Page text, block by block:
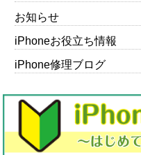
お知らせ
iPhoneお役立ち情報
iPhone修理ブログ